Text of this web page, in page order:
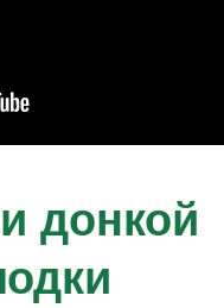
донкой